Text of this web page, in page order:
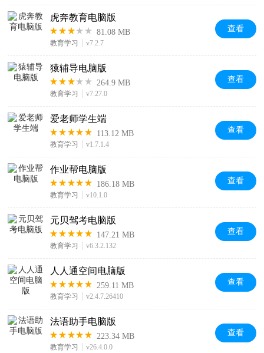
虎奔教育电脑版
81.08 MB
教育学习 v7.2.7
查看
猿辅导电脑版
264.9 MB
教育学习 v7.27.0
查看
爱老师学生端
113.12 MB
教育学习 v1.7.1.4
查看
作业帮电脑版
186.18 MB
教育学习 v10.1.0
查看
元贝驾考电脑版
147.21 MB
教育学习 v6.3.2.132
查看
人人通空间电脑版
259.11 MB
教育学习 v2.4.7.26410
查看
法语助手电脑版
223.34 MB
教育学习 v26.4.0.0
查看